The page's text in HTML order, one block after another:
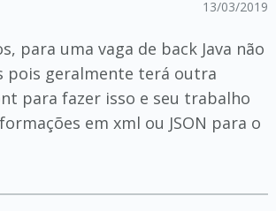
13/03/2019
para uma vaga de back Java não
pois geralmente terá outra
para fazer isso e seu trabalho
em xml ou JSON para o